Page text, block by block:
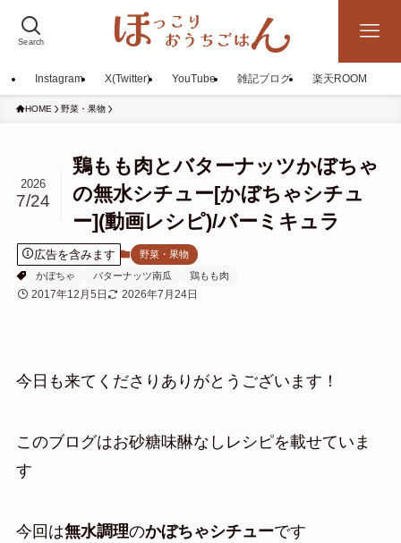
Search
Instagram X(Twitter) YouTube 雑記ブログ 楽天ROOM
HOME 野菜・果物
鶏もも肉とバターナッツかぼちゃ
の無水シチュー[かぼちゃシチュ
ー](動画レシピ)/バーミキュラ
2026
7/24
広告を含みます
野菜・果物
かぼちゃ
バターナッツ南瓜 鶏もも肉
2017年12月5日 2026年7月24日
今日も来てくださりありがとうございます！
このブログはお砂糖味醂なしレシピを載せていま
す
今回は無水調理のかぼちゃシチューです